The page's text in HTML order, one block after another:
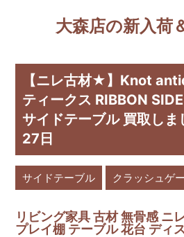
大森店の新入荷
【ニレ古材★】Knot
ティークス RIBBON
サイドテーブル 買取しま
27日
サイドテーブル クラッシュゲ
リビング家具 古材 無骨感 ニ
プレイ棚 テーブル 花台 ディ